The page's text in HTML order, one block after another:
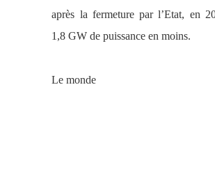
après la fermeture par l’Etat, en
1,8 GW de puissance en moins.
Le monde